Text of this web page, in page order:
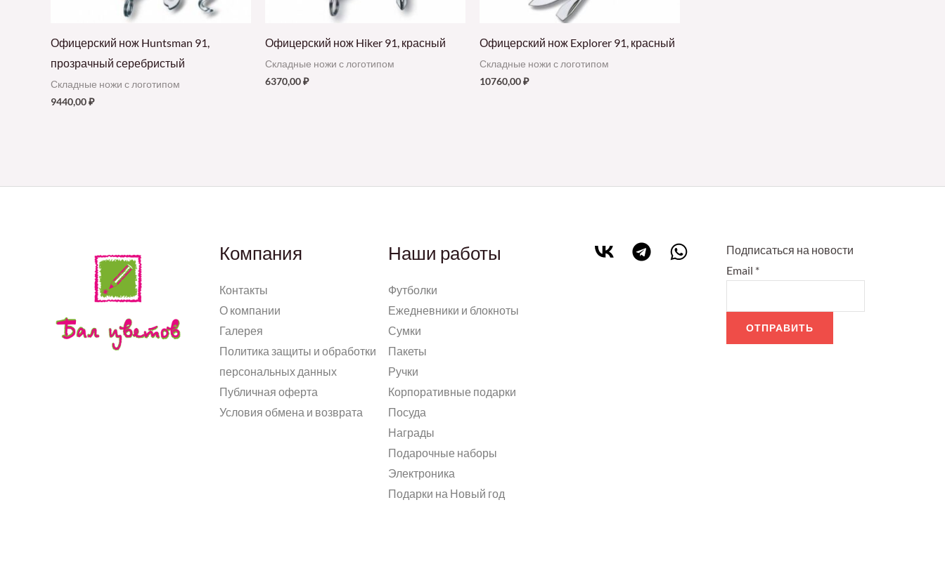
Офицерский нож Huntsman 91,
прозрачный серебристый
Складные ножи с логотипом
9440,00₽
Офицерский нож Hiker 91, красный
Складные ножи с логотипом
6370,00₽
Офицерский нож Explorer 91, красный
Складные ножи с логотипом
10760,00₽
Компания
Контакты
О компании
Галерея
Политика защиты и обработки
персональных данных
Публичная оферта
Условия обмена и возврата
Наши работы
Футболки
Ежедневники и блокноты
Сумки
Пакеты
Ручки
Корпоративные подарки
Посуда
Награды
Подарочные наборы
Электроника
Подарки на Новый год
Подписаться на новости
Email *
ОТПРАВИТЬ